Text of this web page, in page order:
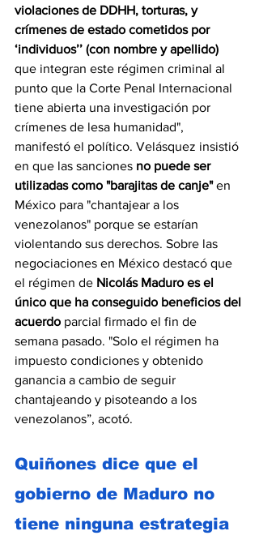
violaciones de DDHH, torturas, y
crímenes de estado cometidos por
‘individuos’’ (con nombre y apellido)
que integran este régimen criminal al
punto que la Corte Penal Internacional
tiene abierta una investigación por
crímenes de lesa humanidad",
manifestó el político. Velásquez insistió
en que las sanciones no puede ser
utilizadas como "barajitas de canje" en
México para "chantajear a los
venezolanos" porque se estarían
violentando sus derechos. Sobre las
negociaciones en México destacó que
el régimen de Nicolás Maduro es el
único que ha conseguido beneficios del
acuerdo parcial firmado el fin de
semana pasado. "Solo el régimen ha
impuesto condiciones y obtenido
ganancia a cambio de seguir
chantajeando y pisoteando a los
venezolanos”, acotó.
Quiñones dice que el
gobierno de Maduro no
tiene ninguna estrategia